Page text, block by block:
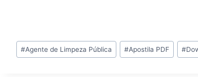
Tags
do
#Agente de Limpeza Pública #Apostila PDF #